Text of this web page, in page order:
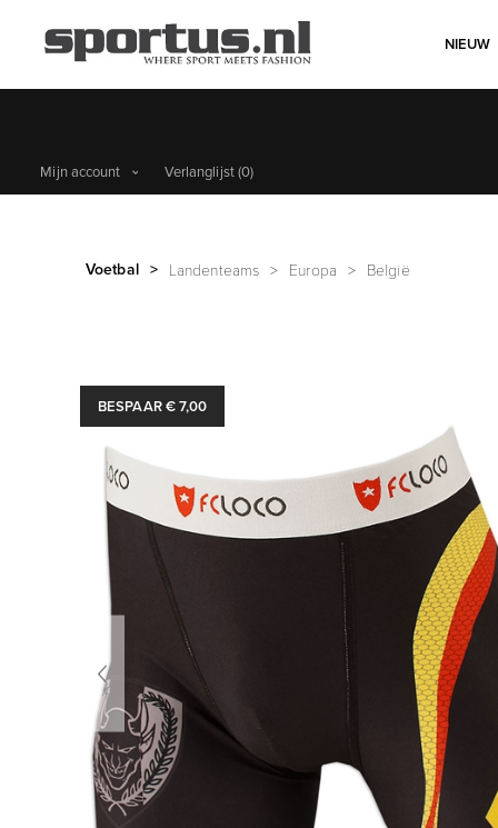
NIEUW
Mijn account Verlanglijst(0)
Voetbal > Landenteams > Europa > België
BESPAAR € 7,00